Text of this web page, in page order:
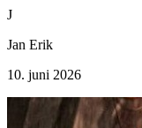
J
Jan Erik
10. juni 2026